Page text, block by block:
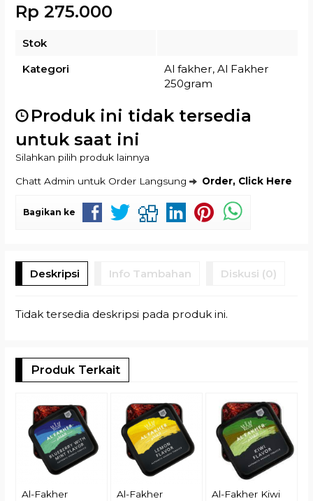
Rp 275.000
Stok
Kategori
Al fakher, Al Fakher
250gram
Produk ini tidak tersedia
untuk saat ini
Silahkan pilih produk lainnya
Chatt Admin untuk Order Langsung Order, Click Here
Bagikan ke
Deskripsi Info Tambahan Diskusi (0)
Tidak tersedia deskripsi pada produk ini.
Produk Terkait
Al-Fakher
Al-Fakher
Al-Fakher Kiwi